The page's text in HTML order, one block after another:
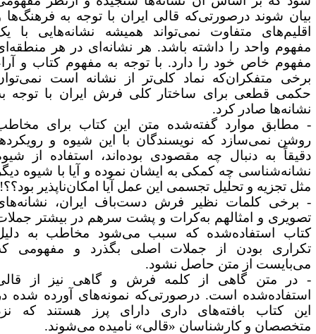
شوند درصورتی‌که قالی ایران با توجه به فرهنگ‌ها و
متفاوت نمی‌تواند همیشه نشانه‌هایی با یک
واحد را داشته باشد. هر نشانه‌ای در هر منطقه‌ای
خاص خود را دارد. با توجه به مفهوم کتاب و آراء
متفکران‌که نماد کلی‌تر از نشانه است نمی‌توان
قطعی برای ساختار کلی فرش ایران با توجه به
صادر کرد.
مطابق موارد گفته‌شده متن این کتاب برای مخاطب
نمی‌سازد که نویسندگان با این شیوه و رویکردها
به دنبال چه مقصودی بوده‌اند، استفاده از شیوه
چه کمکی به ایشان نموده و آیا با شیوه دیگر
تجزیه ‌و تحلیل تجسمی این عمل آیا امکان‌ناپذیر بود؟؟!!
برخی کلمات نظیر فرش دست‌باف ایران، نشانه‌های
و امثالهم به‌کرات و پشت سرهم در بیشتر جملات
استفاده‌شده که سبب می‌شود مخاطب به دلیل
بودن از جملات اصلی بگذرد و مفهومی که
از متن حاصل نشود.
در متن گاهی از کلمه فرش و گاهی نیز از قالی
است. درصورتی‌که نمونه‌های آورده شده در
کتاب بافته‌های داری دارای پرز هستند که نزد
و کارشناسان «قالی» نامیده می‌شوند.